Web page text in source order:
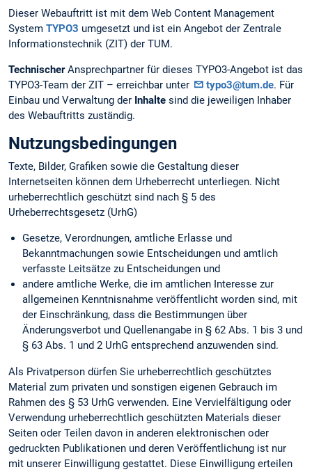
Dieser Webauftritt ist mit dem Web Content Management
System TYPO3 umgesetzt und ist ein Angebot der Zentrale
Informationstechnik (ZIT) der TUM.
TechnischerAnsprechpartner für dieses TYPO3-Angebot ist das
TYPO3-Team der ZIT – erreichbar unter
typo3@tum.de. Für
Einbau und Verwaltung der Inhalte sind die jeweiligen Inhaber
des Webauftritts zuständig.
Nutzungsbedingungen
Texte, Bilder, Grafiken sowie die Gestaltung dieser
Internetseiten können dem Urheberrecht unterliegen. Nicht
urheberrechtlich geschützt sind nach § 5 des
Urheberrechtsgesetz (UrhG)
Gesetze, Verordnungen, amtliche Erlasse und
Bekanntmachungen sowie Entscheidungen und amtlich
verfasste Leitsätze zu Entscheidungen und
andere amtliche Werke, die im amtlichen Interesse zur
allgemeinen Kenntnisnahme veröffentlicht worden sind, mit
der Einschränkung, dass die Bestimmungen über
Änderungsverbot und Quellenangabe in § 62 Abs. 1 bis 3 und
§ 63 Abs. 1 und 2 UrhG entsprechend anzuwenden sind.
Als Privatperson dürfen Sie urheberrechtlich geschütztes
Material zum privaten und sonstigen eigenen Gebrauch im
Rahmen des § 53 UrhG verwenden. Eine Vervielfältigung oder
Verwendung urheberrechtlich geschützten Materials dieser
Seiten oder Teilen davon in anderen elektronischen oder
gedruckten Publikationen und deren Veröffentlichung ist nur
mit unserer Einwilligung gestattet. Diese Einwilligung erteilen